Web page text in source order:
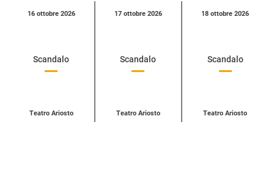
Calendario
categoria
16 ottobre 2026
Scandalo
Teatro Ariosto
17 ottobre 2026
Scandalo
Teatro Ariosto
18 ottobre 2026
Scandalo
Teatro Ariosto